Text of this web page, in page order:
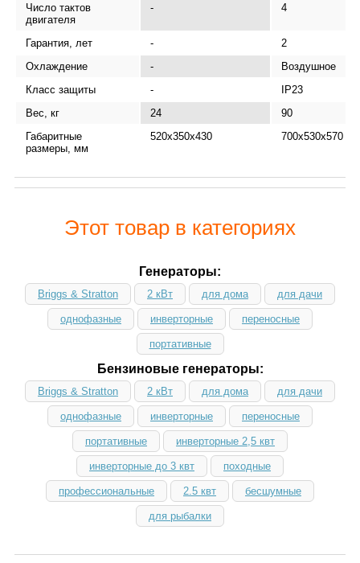
Число тактов
двигателя
- 4
Гарантия, лет -
2
Охлаждение
-
Воздушное
Класс защиты
-
IP23
Вес, кг
24
90
Габаритные
размеры, мм
520х350х430 700х530х570
Этот товар в категориях
Генераторы:
Briggs & Stratton 2 кВт для дома для дачи
однофазные инверторные переносные
портативные
Бензиновые генераторы:
Briggs & Stratton 2 кВт для дома для дачи
однофазные инверторные переносные
портативные инверторные 2,5 квт
инверторные до 3 квт походные
профессиональные 2.5 квт бесшумные
для рыбалки